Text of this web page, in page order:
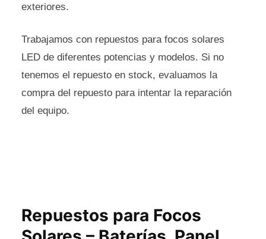
exteriores.
Trabajamos con repuestos para focos solares
LED de diferentes potencias y modelos. Si no
tenemos el repuesto en stock, evaluamos la
compra del repuesto para intentar la reparación
del equipo.
Repuestos para Focos